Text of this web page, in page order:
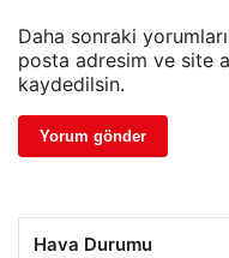
Daha sonraki
posta adresim ve site
kaydedilsin.
Hava Durumu